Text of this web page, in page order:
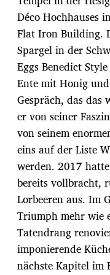
Déco Hochhauses
Flat Iron Building.
Spargel in der
Eggs Benedict
Ente mit Honig
Gespräch, das
er von seiner
von seinem
eins auf der Liste
werden. 2017
bereits vollbracht,
Lorbeeren aus. Im
Triumph mehr wie
Tatendrang
imponierende
nächste Kapitel im